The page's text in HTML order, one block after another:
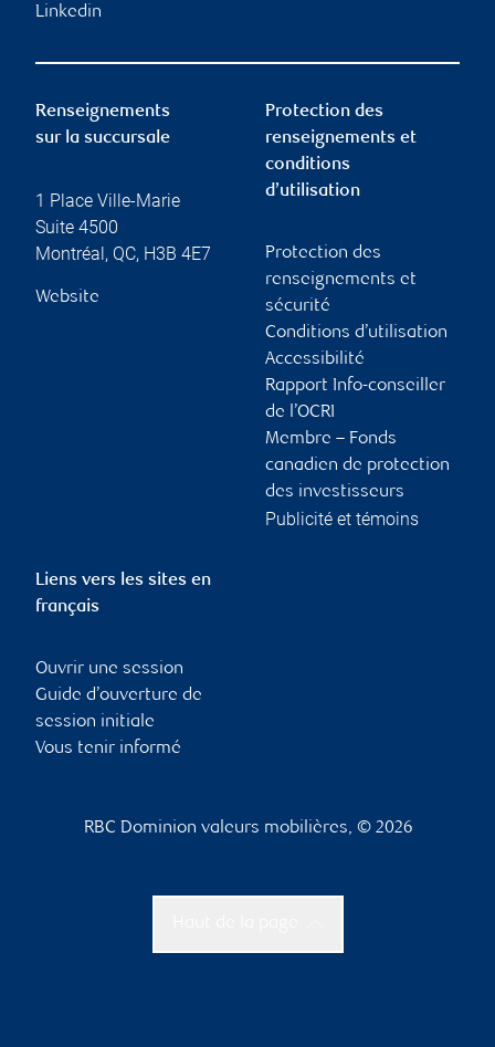
Linkedin
Renseignements
sur la succursale
1 Place Ville-Marie
Suite 4500
Montréal , QC, H3B 4E7
Website
Protection des
renseignements et
conditions
d’utilisation
Protection des
renseignements et
sécurité
Conditions d’utilisation
Accessibilité
Rapport Info-conseiller
de l’OCRI
Membre – Fonds
canadien de protection
des investisseurs
Publicité et témoins
Liens vers les sites en
français
Ouvrir une session
Guide d’ouverture de
session initiale
Vous tenir informé
RBC Dominion valeurs mobilières, © 2026